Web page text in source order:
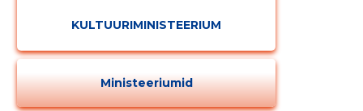
KULTUURIMINISTEERIUM
Ministeeriumid